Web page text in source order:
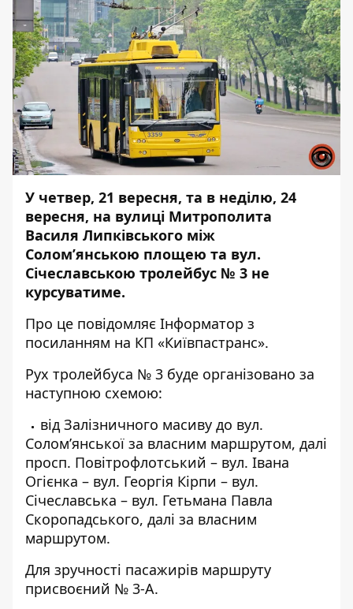
У четвер, 21 вересня, та в неділю, 24
вересня, на вулиці Митрополита
Василя Липківського між
Солом’янською площею та вул.
Січеславською тролейбус № 3 не
курсуватиме.
Про це повідомляє Інформатор з
посиланням на КП «Київпастранс».
Рух тролейбуса № 3 буде організовано за
наступною схемою:
від Залізничного масиву до вул.
Солом’янської за власним маршрутом, далі
просп. Повітрофлотський – вул. Івана
Огієнка – вул. Георгія Кірпи – вул.
Січеславська – вул. Гетьмана Павла
Скоропадського, далі за власним
маршрутом.
Для зручності пасажирів маршруту
присвоєний № 3-А.